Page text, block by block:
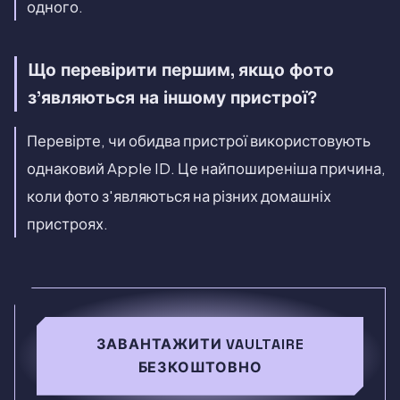
одного.
Що перевірити першим, якщо фото
з'являються на іншому пристрої?
Перевірте, чи обидва пристрої використовують
однаковий Apple ID. Це найпоширеніша причина,
коли фото з'являються на різних домашніх
пристроях.
ЗАВАНТАЖИТИ VAULTAIRE
БЕЗКОШТОВНО